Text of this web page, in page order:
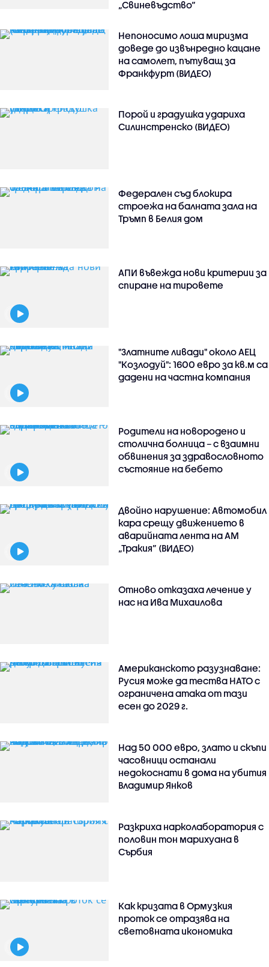
„Свиневъдство“
Непоносимо лоша миризма
доведе до извънредно кацане
на самолет, пътуващ за
Франкфурт (ВИДЕО)
Порой и градушка удариха
Силинстренско (ВИДЕО)
Федерален съд блокира
строежа на балната зала на
Тръмп в Белия дом
АПИ въвежда нови критерии за
спиране на тировете
"Златните ливади" около АЕЦ
"Козлодуй": 1600 евро за кв.м са
дадени на частна компания
Родители на новородено и
столична болница – с взаимни
обвинения за здравословното
състояние на бебето
Двойно нарушение: Автомобил
кара срещу движението в
аварийната лента на АМ
„Тракия” (ВИДЕО)
Отново отказаха лечение у
нас на Ива Михаилова
Американското разузнаване:
Русия може да тества НАТО с
ограничена атака от тази
есен до 2029 г.
Над 50 000 евро, злато и скъпи
часовници останали
недокоснати в дома на убития
Владимир Янков
Разкриха нарколаборатория с
половин тон марихуана в
Сърбия
Как кризата в Ормузкия
проток се отразява на
световната икономика